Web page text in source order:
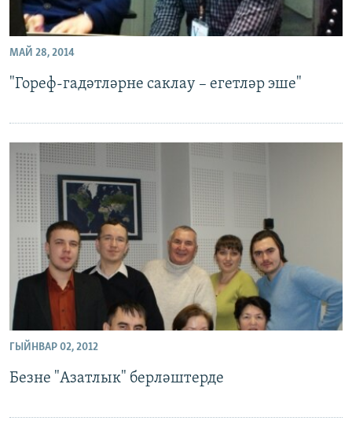
МАЙ 28, 2014
"Гореф-гадәтләрне саклау – егетләр эше"
ГЫЙНВАР 02, 2012
Безне "Азатлык" берләштерде